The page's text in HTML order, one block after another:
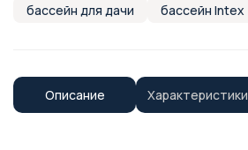
бассейн для дачи
бассейн Intex
Описание Характеристики